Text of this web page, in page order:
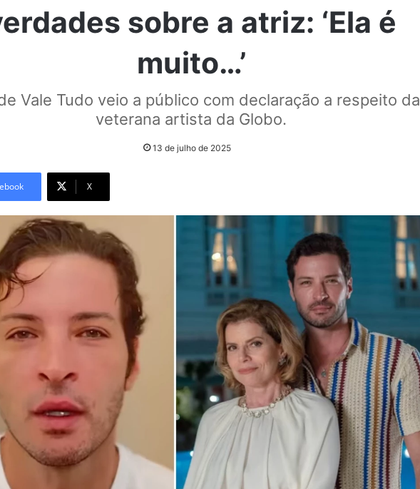
sobre a atriz: ‘Ela é
muito…’
Vale Tudo veio a público com declaração a respeito da
veterana artista da Globo.
13 de julho de 2025
X